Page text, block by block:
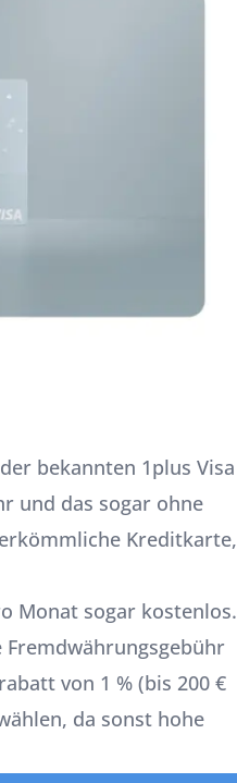
der bekannten 1plus Visa
und das sogar ohne
Kreditkarte,
Monat sogar kostenlos.
von 1 % (bis 200 €
da sonst hohe